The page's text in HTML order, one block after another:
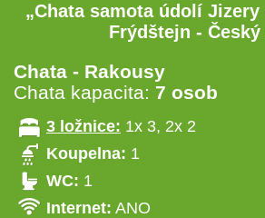
„Chata samota údolí Jizery
Frýdštejn - Český
Chata - Rakousy
Chata kapacita: 7 osob
3 ložnice: 1x 3, 2x 2
Koupelna: 1
WC: 1
Internet: ANO